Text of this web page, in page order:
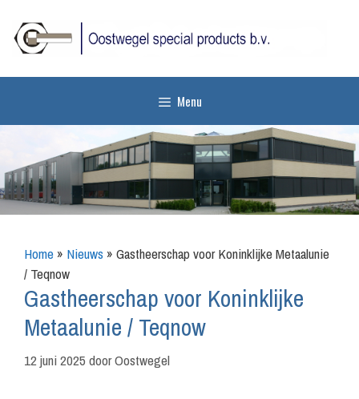
naar
Menu
Home » Nieuws » Gastheerschap voor Koninklijke Metaalunie
/ Teqnow
Gastheerschap voor Koninklijke
Metaalunie / Teqnow
12 juni 2025 doorOostwegel